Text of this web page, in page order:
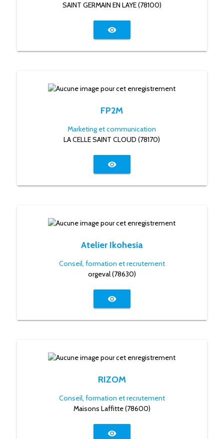
SAINT GERMAIN EN LAYE (78100)
visibility
FP2M
Marketing et communication
LA CELLE SAINT CLOUD (78170)
visibility
Atelier Ikohesia
Conseil, formation et recrutement
orgeval (78630)
visibility
RIZOM
Conseil, formation et recrutement
Maisons Laffitte (78600)
visibility